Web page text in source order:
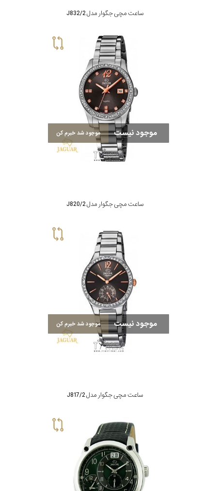
ساعت مچی جگوار مدل J832/2
موجود نیست موجود شد خبرم کن
ساعت مچی جگوار مدل J820/2
موجود نیست موجود شد خبرم کن
ساعت مچی جگوار مدل J817/2